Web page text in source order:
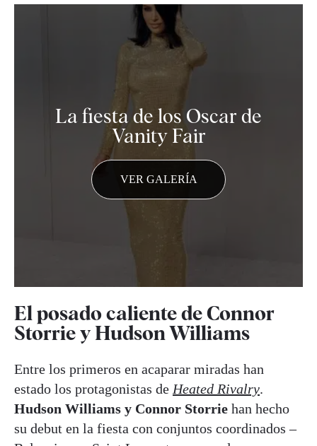
La fiesta de los Oscar de
Vanity Fair
VER GALERÍA
El posado caliente de Connor
Storrie y Hudson Williams
Entre los primeros en acaparar miradas han
estado los protagonistas de Heated Rivalry.
Hudson Williams y Connor Storrie han hecho
su debut en la fiesta con conjuntos coordinados –